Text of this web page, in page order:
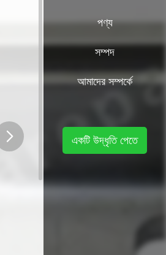
পণ্য
সম্পদ
আমাদের সম্পর্কে
একটি উদ্ধৃতি পেতে